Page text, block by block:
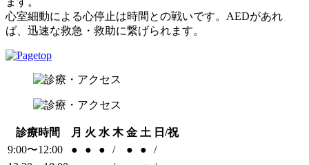
心室細動による心停止は時間との戦いです。AEDがあれ
ば、迅速な救急・救助に繋げられます。
診療時間 月 火 水 木 金 土 日/祝
9:00〜12:00
● ● ● / ● ●
/